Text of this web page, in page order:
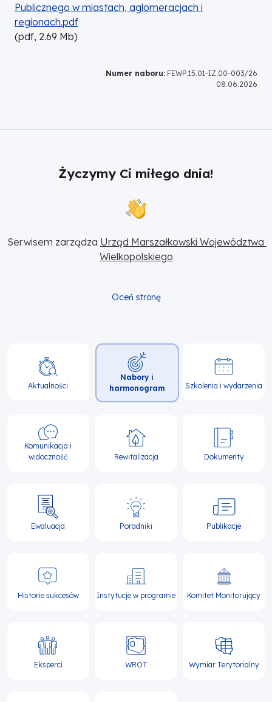
Publicznego w miastach, aglomeracjach i
regionach.pdf
(pdf, 2.69 Mb)
Numer naboru: FEWP.15.01-IZ.00-003/26
08.06.2026
Życzymy Ci miłego dnia!
Serwisem zarządza Urząd Marszałkowski Województwa
Wielkopolskiego
Oceń stronę
Główna
nawigacja
Aktualności
Nabory i
harmonogram
Szkolenia i wydarzenia
Komunikacja i
widoczność
Rewitalizacja Dokumenty
Ewaluacja Poradniki Publikacje
Historie sukcesów Instytucje w programie Komitet Monitorujący
Eksperci WROT Wymiar Terytorialny